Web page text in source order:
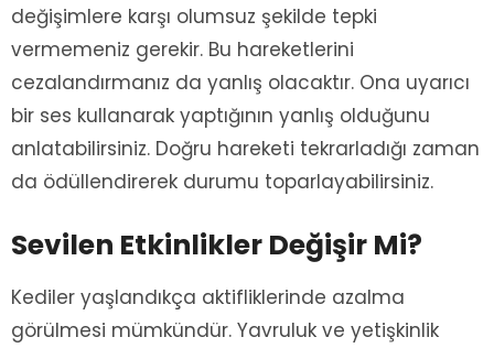
değişimlere karşı olumsuz şekilde tepki
vermemeniz gerekir. Bu hareketlerini
cezalandırmanız da yanlış olacaktır. Ona uyarıcı
bir ses kullanarak yaptığının yanlış olduğunu
anlatabilirsiniz. Doğru hareketi tekrarladığı zaman
da ödüllendirerek durumu toparlayabilirsiniz.
Sevilen Etkinlikler Değişir Mi?
Kediler yaşlandıkça aktifliklerinde azalma
görülmesi mümkündür. Yavruluk ve yetişkinlik